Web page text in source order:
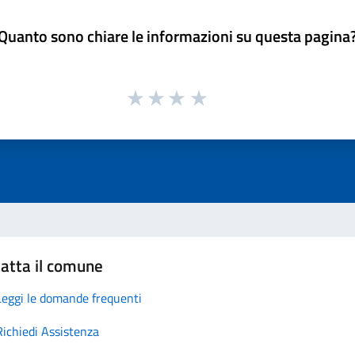
sono chiare le informazioni su questa
il comune
le domande frequenti
Assistenza